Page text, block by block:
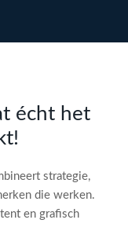
écht het
strategie,
die werken.
en grafisch